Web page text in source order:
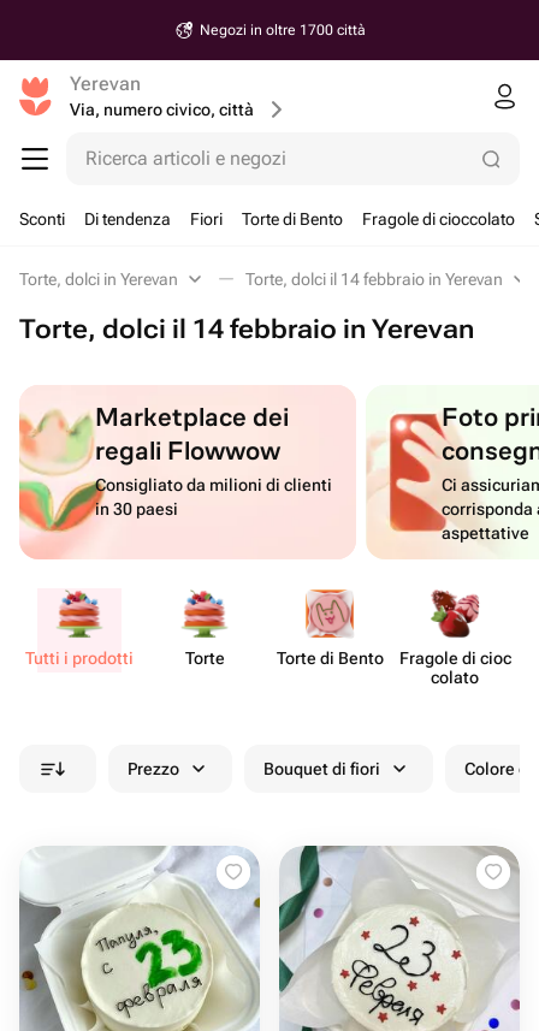
Negozi in oltre 1700 città
Yerevan
Via, numero civico, città
Ricerca articoli e negozi
Sconti Di tendenza Fiori Torte di Bento Fragole di cioccolato
Torte, dolci in Yerevan Torte, dolci il 14 febbraio in Yerevan
Torte, dolci il 14 febbraio in Yerevan
Marketplace dei
regali Flowwow
Consigliato da milioni di clienti
in 30 paesi
Foto
Ci
corrisponda
aspettative
Tutti i prodotti Torte Torte di Bento
Fragole di cioc​
colato
Prezzo Bouquet di fiori Colore